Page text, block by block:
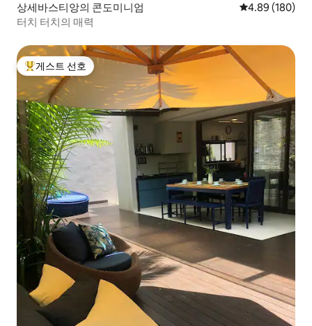
상세바스티앙의 콘도미니엄 평점 4.89점(5
4.89 (180)
터치 터치의 매력
상위 게스트 선호
게스트 선호